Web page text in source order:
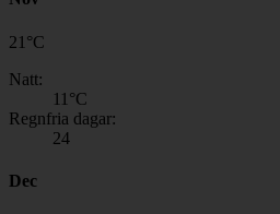
21 °C
Natt:
11 °C
Regnfria dagar:
24
Dec